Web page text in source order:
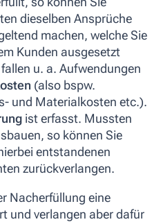
dieselben Ansprüche
machen, welche Sie
Kunden ausgesetzt
u. a. Aufwendungen
(also bspw.
und Materialkosten etc.).
ist erfasst. Mussten
so können Sie
entstandenen
zurückverlangen.
Nacherfüllung eine
und verlangen aber dafür